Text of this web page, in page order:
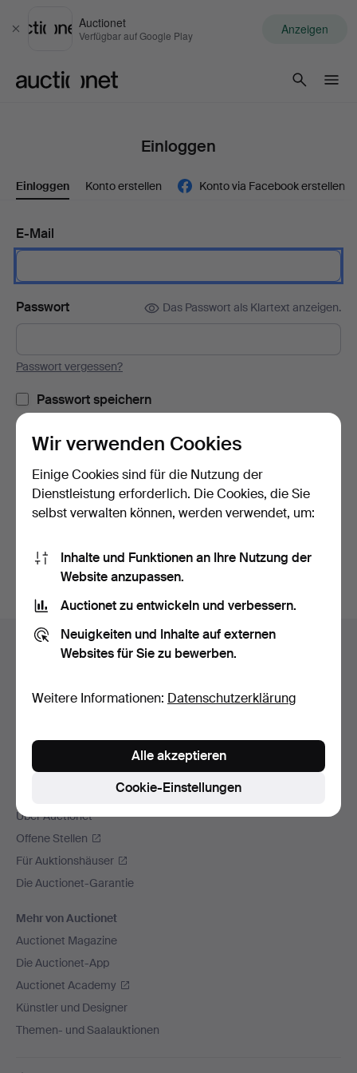
Schließen
Auctionet
Verfügbar auf Google Play Anzeigen
Einloggen
Einloggen Konto erstellen Konto via Facebook erstellen
E-Mail
Passwort Das Passwort als Klartext anzeigen.
Passwort vergessen?
Passwort speichern
Einloggen
oder hier via Facebook einloggen
Fußzeilen-
Navigation
Hilfe und Kontakt
Alle Auktionshäuser
Über Auctionet
Offene Stellen
Für Auktionshäuser
Die Auctionet-Garantie
Mehr von Auctionet
Auctionet Magazine
Die Auctionet-App
Auctionet Academy
Künstler und Designer
Themen- und Saalauktionen
Wir verwenden Cookies
Einige Cookies sind für die Nutzung der
Dienstleistung erforderlich. Die Cookies, die Sie
selbst verwalten können, werden verwendet, um:
Inhalte und Funktionen an Ihre Nutzung der
Website anzupassen.
Auctionet zu entwickeln und verbessern.
Neuigkeiten und Inhalte auf externen
Websites für Sie zu bewerben.
Weitere Informationen: Datenschutzerklärung
Cookie-Einstellungen
Alle akzeptieren